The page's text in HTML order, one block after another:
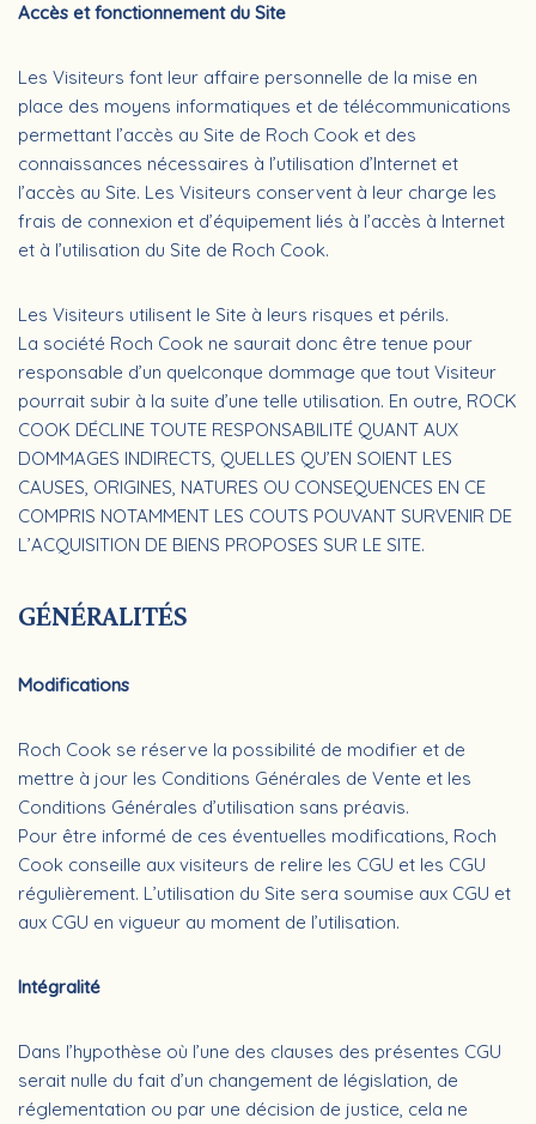
Accès et fonctionnement du Site
Les Visiteurs font leur affaire personnelle de la mise en
place des moyens informatiques et de télécommunications
permettant l’accès au Site de Roch Cook et des
connaissances nécessaires à l’utilisation d’Internet et
l’accès au Site. Les Visiteurs conservent à leur charge les
frais de connexion et d’équipement liés à l’accès à Internet
et à l’utilisation du Site de Roch Cook.
Les Visiteurs utilisent le Site à leurs risques et périls.
La société Roch Cook ne saurait donc être tenue pour
responsable d’un quelconque dommage que tout Visiteur
pourrait subir à la suite d’une telle utilisation. En outre, ROCK
COOK DÉCLINE TOUTE RESPONSABILITÉ QUANT AUX
DOMMAGES INDIRECTS, QUELLES QU’EN SOIENT LES
CAUSES, ORIGINES, NATURES OU CONSEQUENCES EN CE
COMPRIS NOTAMMENT LES COUTS POUVANT SURVENIR DE
L’ACQUISITION DE BIENS PROPOSES SUR LE SITE.
GÉNÉRALITÉS
Modifications
Roch Cook se réserve la possibilité de modifier et de
mettre à jour les Conditions Générales de Vente et les
Conditions Générales d’utilisation sans préavis.
Pour être informé de ces éventuelles modifications, Roch
Cook conseille aux visiteurs de relire les CGU et les CGU
régulièrement. L’utilisation du Site sera soumise aux CGU et
aux CGU en vigueur au moment de l’utilisation.
Intégralité
Dans l’hypothèse où l’une des clauses des présentes CGU
serait nulle du fait d’un changement de législation, de
réglementation ou par une décision de justice, cela ne